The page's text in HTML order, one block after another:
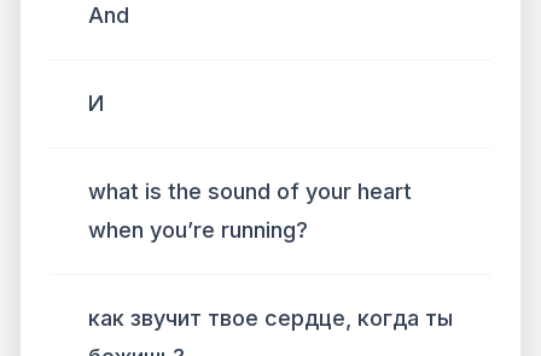
And
И
what is the sound of your heart
when you’re running?
как звучит твое сердце, когда ты